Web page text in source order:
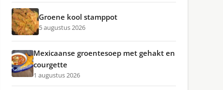
Groene kool stamppot
5 augustus 2026
Mexicaanse groentesoep met gehakt en
courgette
1 augustus 2026